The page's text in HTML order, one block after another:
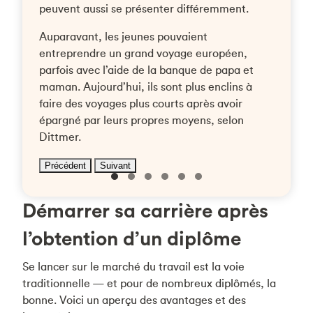
peuvent aussi se présenter différemment.
Auparavant, les jeunes pouvaient
entreprendre un grand voyage européen,
parfois avec l’aide de la banque de papa et
maman. Aujourd’hui, ils sont plus enclins à
faire des voyages plus courts après avoir
épargné par leurs propres moyens, selon
Dittmer.
Précédent Suivant
Démarrer sa carrière après
l’obtention d’un diplôme
Se lancer sur le marché du travail est la voie
traditionnelle — et pour de nombreux diplômés, la
bonne. Voici un aperçu des avantages et des